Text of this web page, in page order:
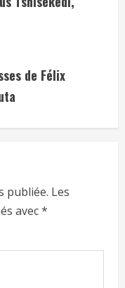
de Félix
publiée. Les
avec*